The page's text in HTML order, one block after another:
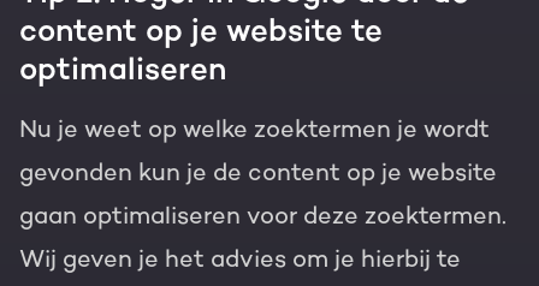
content op je website te
optimaliseren
Nu je weet op welke zoektermen je wordt
gevonden kun je de content op je website
gaan optimaliseren voor deze zoektermen.
Wij geven je het advies om je hierbij te